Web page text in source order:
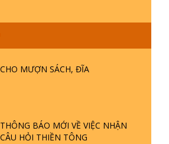
CHO MƯỢN SÁCH, ĐĨA
THÔNG BÁO MỚI VỀ VIỆC NHẬN
CÂU HỎI THIỀN TÔNG
ĐÁP ĐẶC BIỆT P25 - SUỐT 49
PHẬT KHÔNG NÓI? HỘI LONG